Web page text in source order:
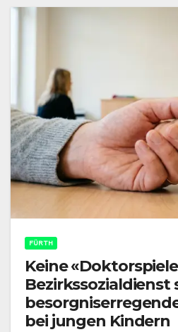
FÜRTH
Keine
Bezirkssozialdienst
bei jungen Kindern